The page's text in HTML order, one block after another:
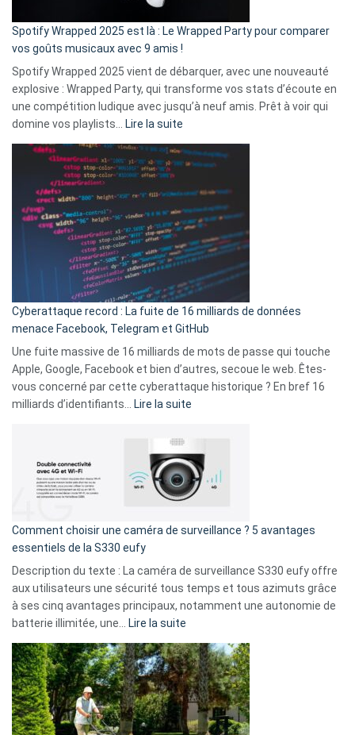
»
Solly
change
la
des
3
secondes
Spotify Wrapped 2025 est là : Le Wrapped Party pour comparer
vos goûts musicaux avec 9 amis !
Spotify Wrapped 2025 vient de débarquer, avec une nouveauté
explosive : Wrapped Party, qui transforme vos stats d’écoute en
une compétition ludique avec jusqu’à neuf amis. Prêt à voir qui
domine vos playlists… Lire la suite
Spotify
Wrapped
est
là
:
Le
Wrapped
Party
pour
comparer
vos
goûts
musicaux
avec
9
!
Cyberattaque record : La fuite de 16 milliards de données
menace Facebook, Telegram et GitHub
Une fuite massive de 16 milliards de mots de passe qui touche
Apple, Google, Facebook et bien d’autres, secoue le web. Êtes-
vous concerné par cette cyberattaque historique ? En bref 16
milliards d’identifiants… Lire la suite
record
:
La
fuite
16
données
menace
Facebook,
et
GitHub
Comment choisir une caméra de surveillance ? 5 avantages
essentiels de la S330 eufy
Description du texte : La caméra de surveillance S330 eufy offre
aux utilisateurs une sécurité tous temps et tous azimuts grâce
à ses cinq avantages principaux, notamment une autonomie de
batterie illimitée, une… Lire la suite
Comment
choisir
une
caméra
de
surveillance